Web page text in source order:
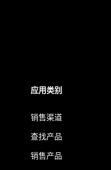
应用类别
销售渠道
查找产品
销售产品